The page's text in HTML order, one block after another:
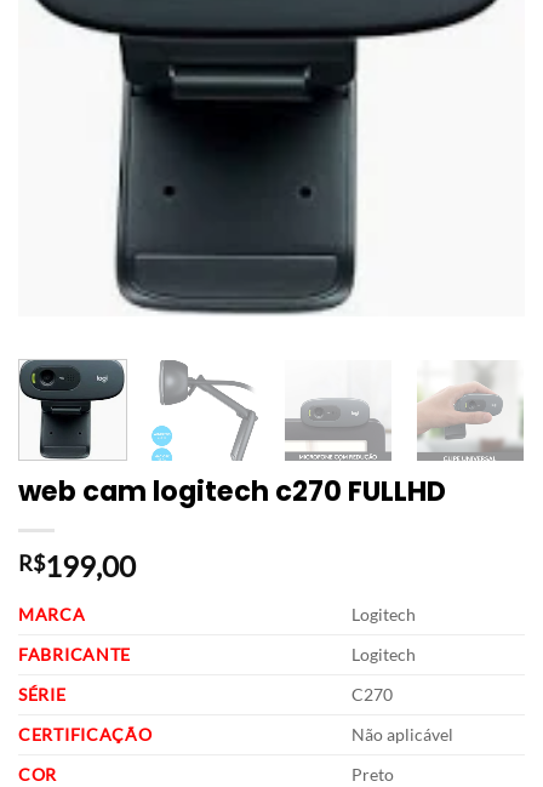
web cam logitech c270 FULLHD
R$199,00
MARCA
‎Logitech
FABRICANTE
‎Logitech
SÉRIE
‎C270
CERTIFICAÇÃO
‎Não aplicável
COR
‎Preto